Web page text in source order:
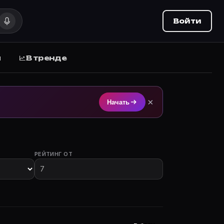
на Movie Planner.
участием.
Войти
В тренде
Начать ×
РЕЙТИНГ ОТ